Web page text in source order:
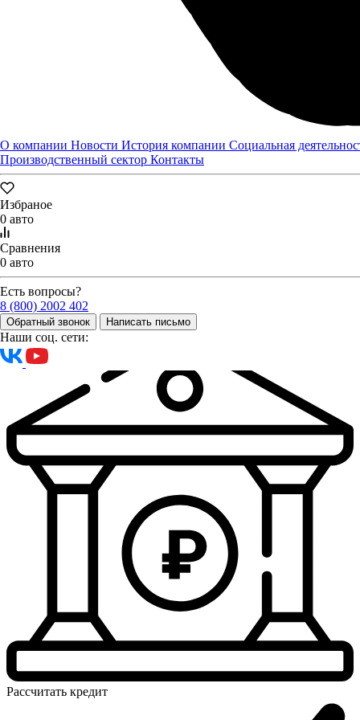
О компании Новости История компании Социальная
Производственный сектор Контакты
Избраное
0 авто
Сравнения
0 авто
Есть вопросы?
8 (800) 2002 402
Обратный звонок Написать письмо
Наши соц. сети:
Рассчитать кредит